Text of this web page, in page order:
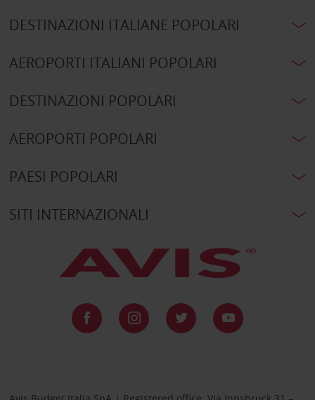
DESTINAZIONI ITALIANE POPOLARI
AEROPORTI ITALIANI POPOLARI
DESTINAZIONI POPOLARI
AEROPORTI POPOLARI
PAESI POPOLARI
SITI INTERNAZIONALI